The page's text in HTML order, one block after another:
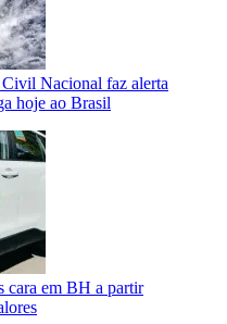
Nacional faz alerta
hoje ao Brasil
cara em BH a partir